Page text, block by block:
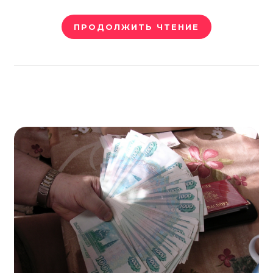
ПРОДОЛЖИТЬ ЧТЕНИЕ